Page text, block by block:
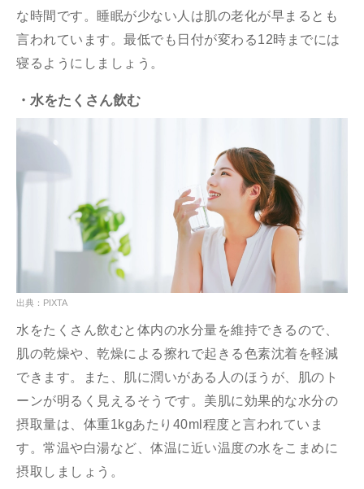
な時間です。睡眠が少ない人は肌の老化が早まるとも
言われています。最低でも日付が変わる12時までには
寝るようにしましょう。
・水をたくさん飲む
出典：PIXTA
水をたくさん飲むと体内の水分量を維持できるので、
肌の乾燥や、乾燥による擦れで起きる色素沈着を軽減
できます。また、肌に潤いがある人のほうが、肌のト
ーンが明るく見えるそうです。美肌に効果的な水分の
摂取量は、体重1kgあたり40ml程度と言われていま
す。常温や白湯など、体温に近い温度の水をこまめに
摂取しましょう。